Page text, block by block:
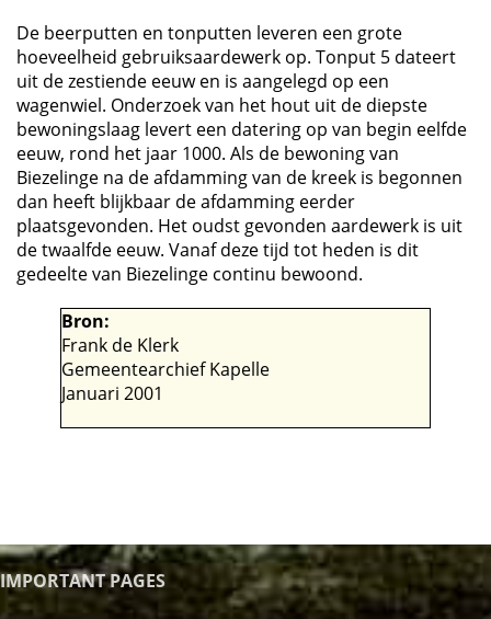
De beerputten en tonputten leveren een grote
hoeveelheid gebruiksaardewerk op. Tonput 5 dateert
uit de zestiende eeuw en is aangelegd op een
wagenwiel. Onderzoek van het hout uit de diepste
bewoningslaag levert een datering op van begin eelfde
eeuw, rond het jaar 1000. Als de bewoning van
Biezelinge na de afdamming van de kreek is begonnen
dan heeft blijkbaar de afdamming eerder
plaatsgevonden. Het oudst gevonden aardewerk is uit
de twaalfde eeuw. Vanaf deze tijd tot heden is dit
gedeelte van Biezelinge continu bewoond.
Bron:
Frank de Klerk
Gemeentearchief Kapelle
Januari 2001
IMPORTANT PAGES